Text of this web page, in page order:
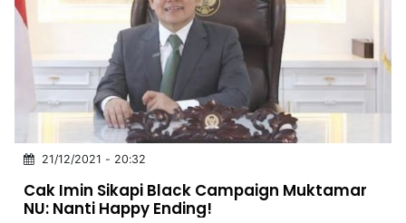
21/12/2021 - 20:32
Cak Imin Sikapi Black Campaign Muktamar
NU: Nanti Happy Ending!